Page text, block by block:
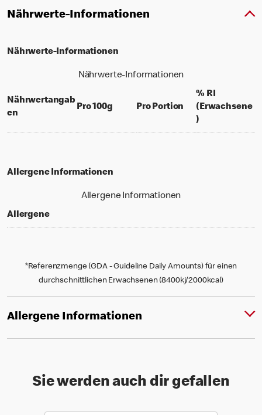
Nährwerte-Informationen
Nährwerte-Informationen
Nährwerte-Informationen
Nährwertangab
en
Pro 100gper 100 grams
Pro Portion per portion
% RI
(Erwachsene
)% daily value
Allergene Informationen
Allergene Informationen
Allergene
*Referenzmenge (GDA - Guideline Daily Amounts) für einen
durchschnittlichen Erwachsenen (8400kj/2000kcal)
Allergene Informationen
Sie werden auch dir gefallen